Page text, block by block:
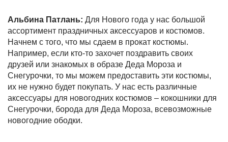
Альбина Патлань: Для Нового года у нас большой
ассортимент праздничных аксессуаров и костюмов.
Начнем с того, что мы сдаем в прокат костюмы.
Например, если кто-то захочет поздравить своих
друзей или знакомых в образе Деда Мороза и
Снегурочки, то мы можем предоставить эти костюмы,
их не нужно будет покупать. У нас есть различные
аксессуары для новогодних костюмов – кокошники для
Снегурочки, борода для Деда Мороза, всевозможные
новогодние ободки.